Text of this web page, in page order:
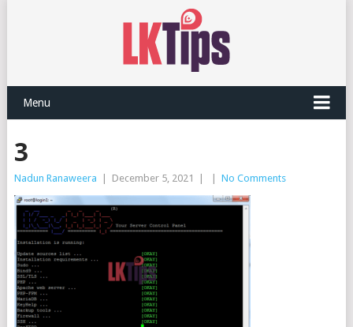
Menu
3
Nadun Ranaweera December 5, 2021 No Comments